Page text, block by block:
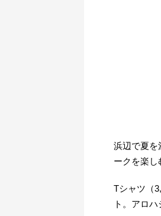
浜辺で夏を
ークを楽し
Tシャツ（
ト。アロ